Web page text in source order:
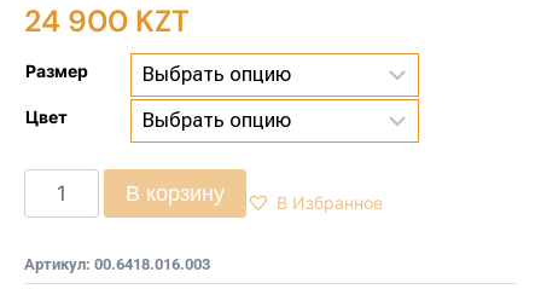
24 900 KZT
Размер
Цвет
В корзину В Избранное
Артикул: 00.6418.016.003